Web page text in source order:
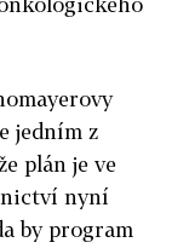
jedním z
plán je ve
nyní
by program